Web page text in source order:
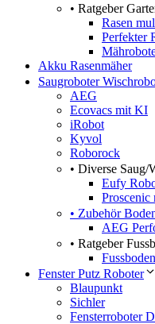
• Ratgeber
Rasen
Perfekter
Akku Rasenmäher
Saugroboter
AEG
Ecovacs mit KI
iRobot
Kyvol
Roborock
• Diverse Saug/
Eufy
• Zubehör
AEG
• Ratgeber
Fenster Putz Roboter
Blaupunkt
Sichler
Fensterroboter